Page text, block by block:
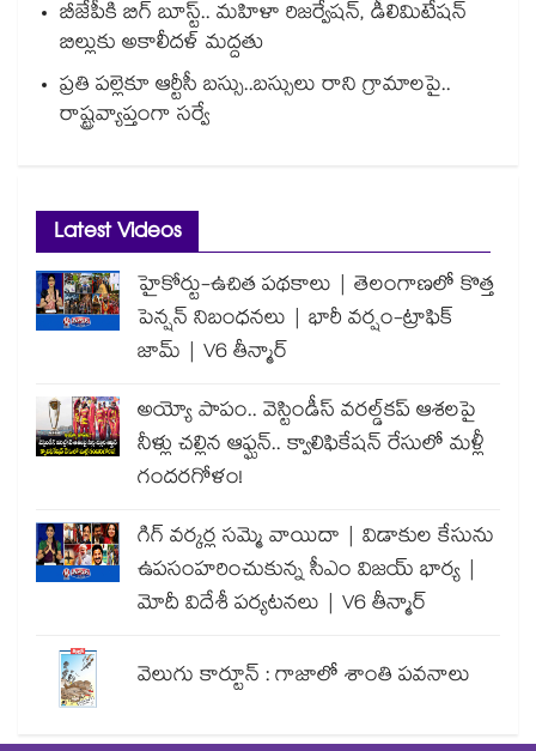
బీజేపీకి బిగ్ బూస్ట్.. మహిళా రిజర్వేషన్, డీలిమిటేషన్
బిల్లుకు అకాలీదళ్ మద్దతు
ప్రతి పల్లెకూ ఆర్టీసీ బస్సు..బస్సులు రాని గ్రామాలపై..
రాష్ట్రవ్యాప్తంగా సర్వే
Latest Videos
హైకోర్టు-ఉచిత పథకాలు | తెలంగాణలో కొత్త
పెన్షన్ నిబంధనలు | భారీ వర్షం-ట్రాఫిక్
జామ్ | V6 తీన్మార్
అయ్యో పాపం.. వెస్టిండీస్ వరల్డ్‌కప్ ఆశలపై
నీళ్లు చల్లిన ఆఫ్ఘన్.. క్వాలిఫికేషన్ రేసులో మళ్లీ
గందరగోళం!
గిగ్ వర్కర్ల సమ్మె వాయిదా | విడాకుల కేసును
ఉపసంహరించుకున్న సీఎం విజయ్ భార్య |
మోదీ విదేశీ పర్యటనలు | V6 తీన్మార్
వెలుగు కార్టూన్ : గాజాలో శాంతి పవనాలు